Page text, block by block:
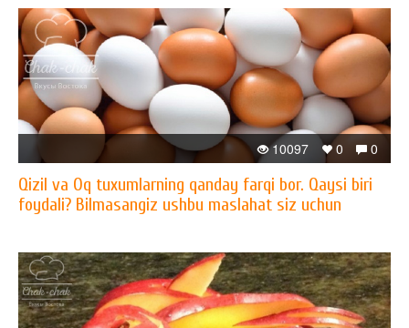
0
0
10097
Qizil va Oq tuxumlarning qanday farqi bor. Qaysi biri
foydali? Bilmasangiz ushbu maslahat siz uchun